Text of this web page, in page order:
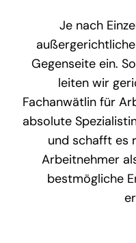
Je nach
Gegenseite ein.
leiten wir
Fachanwätlin für
absolute
und schafft es
Arbeitnehmer
bestmögliche